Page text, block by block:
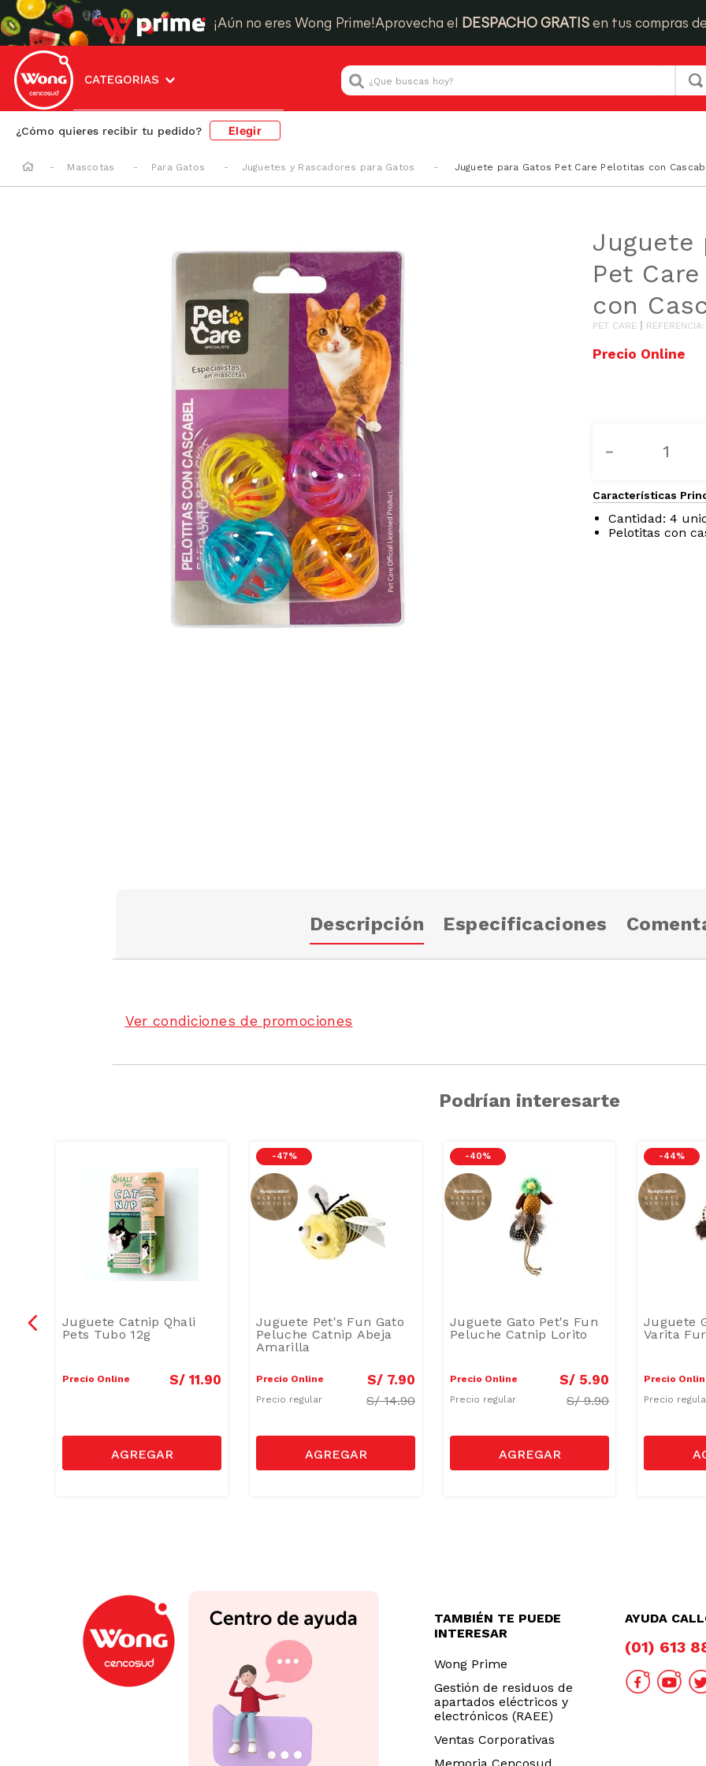
¡Aún no eres Wong Prime!Aprovecha el DESPACHO GRATIS en tus compras
CATEGORIAS
¿Que buscas hoy?
¿Cómo quieres recibir tu pedido? Elegir
Mascotas Para Gatos Juguetes y Rascadores para Gatos Juguete para Gatos Pet Care Pelotitas con
Juguete
Pet
con
PET CARE REFERENCIA
－
Características
Cantidad: 4
Pelotitas con
Descripción Especificaciones
Ver condiciones de promociones
Podrían interesarte
Juguete Catnip Qhali
Pets Tubo 12g
Precio Online S/ 11.90
-47 %
Juguete Pet's Fun Gato
Peluche Catnip Abeja
Amarilla
Precio Online S/ 7.90
Precio regular S/14.90
-40 %
Juguete Gato Pet's Fun
Peluche Catnip Lorito
Precio Online S/ 5.90
Precio regular S/9.90
-44 %
Juguete
Varita
Precio
Precio
TAMBIÉN TE PUEDE
INTERESAR
Wong Prime
Gestión de residuos de
apartados eléctricos y
electrónicos (RAEE)
Ventas Corporativas
AYUDA
(01) 613